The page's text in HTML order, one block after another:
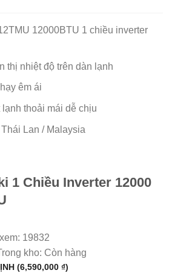
12000BTU 1 chiều inverter
thị nhiệt độ trên dàn lạnh
êm ái
thoải mái dễ chịu
Lan / Malaysia
1 Chiều Inverter 12000
19832
kho: Còn hàng
(6,590,000 ₫)